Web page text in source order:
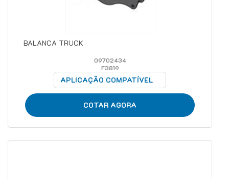
BALANCA TRUCK
09702434
F3819
APLICAÇÃO COMPATÍVEL
COTAR AGORA